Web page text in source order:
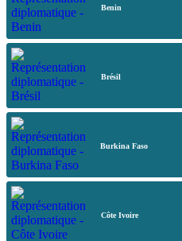
Benin
Brésil
Burkina Faso
Côte Ivoire